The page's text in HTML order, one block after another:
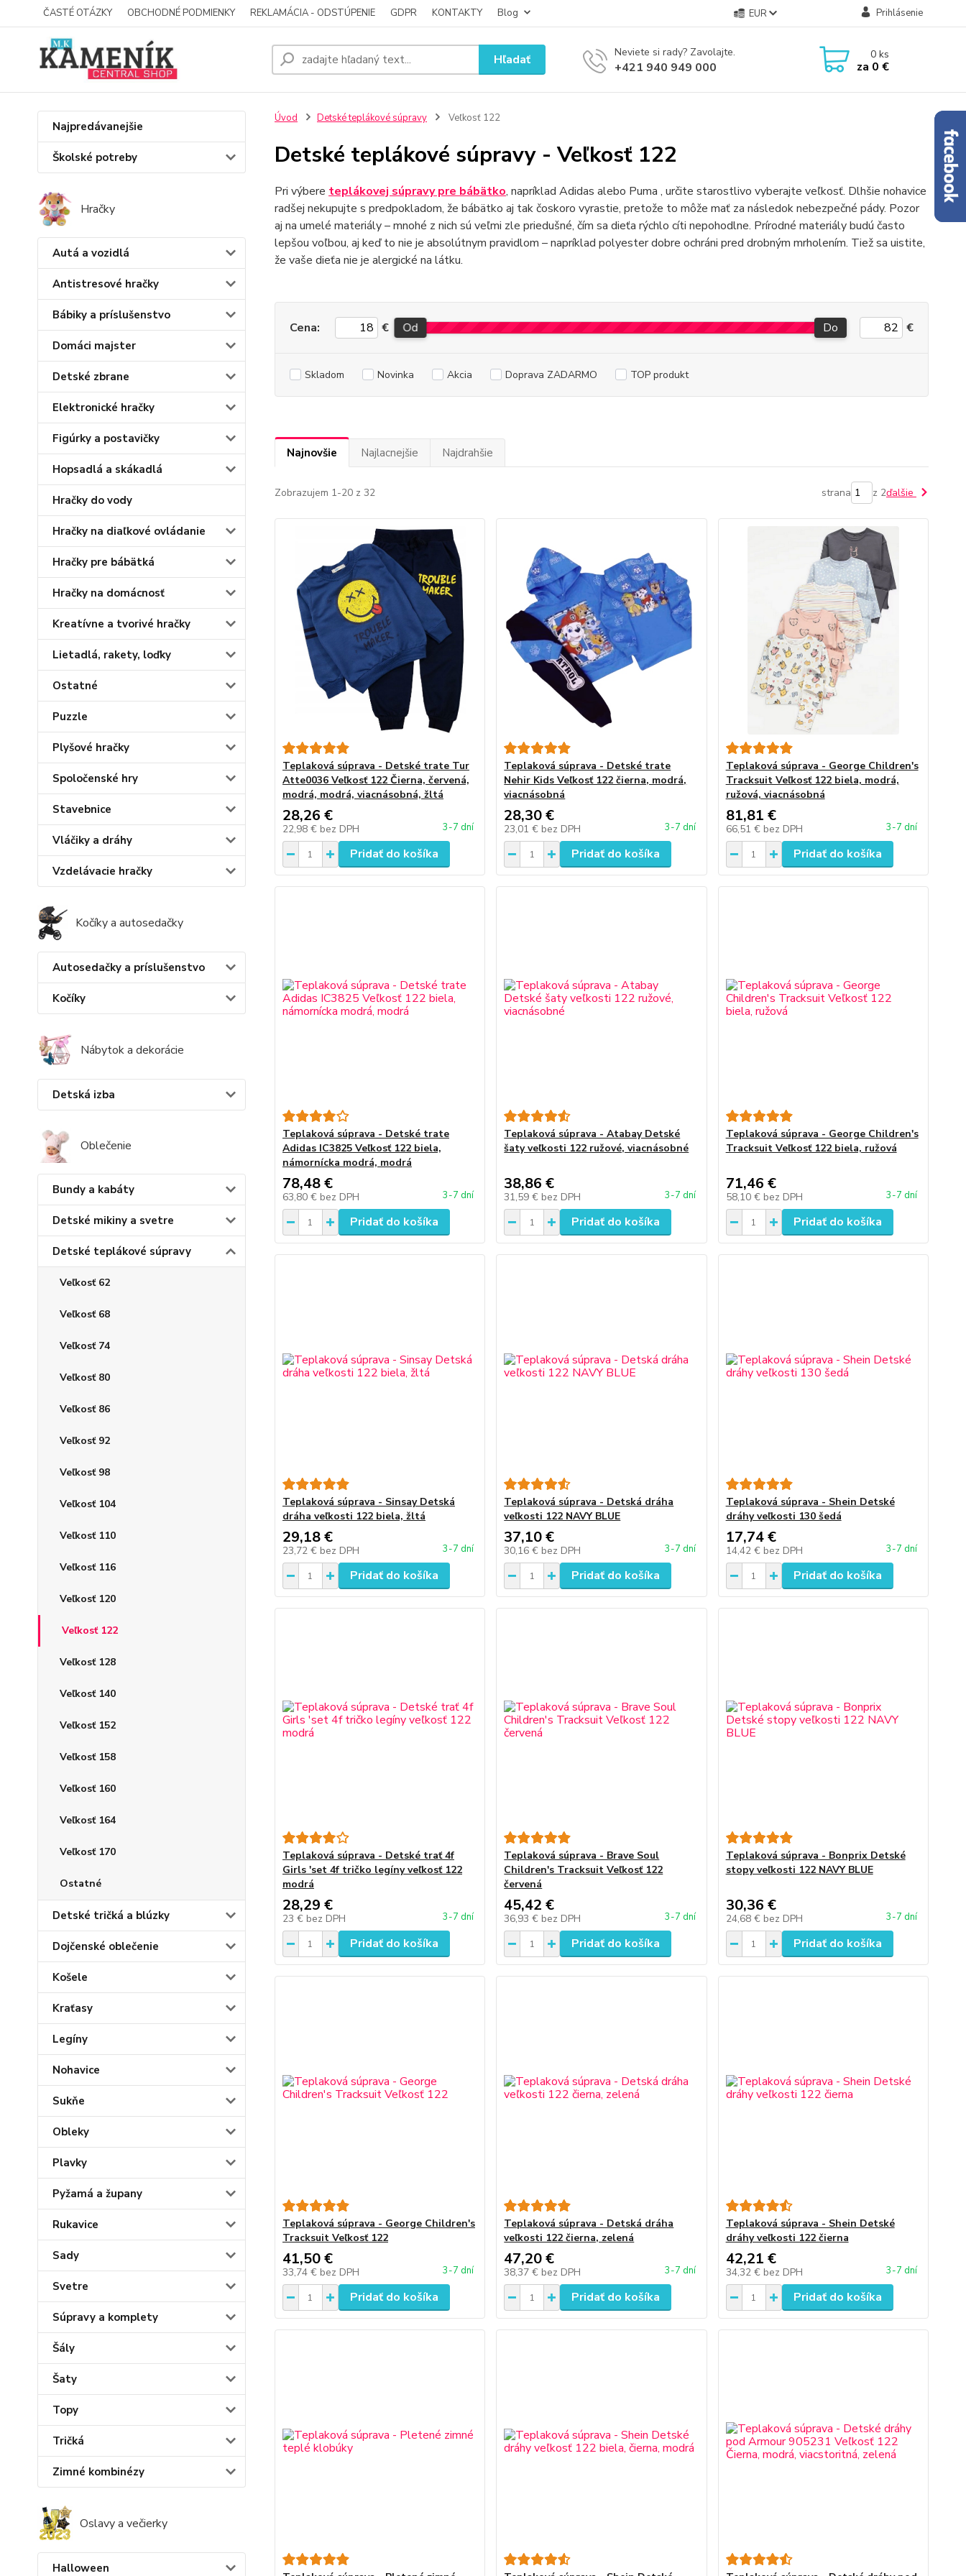
ČASTÉ OTÁZKY OBCHODNÉ PODMIENKY REKLAMÁCIA - ODSTÚPENIE GDPR KONTAKTY Blog EUR Prihlásenie
Hľadať Neviete si rady? Zavolajte.
+421 940 949 000
0ks
za 0 €
Najpredávanejšie
Školské potreby
Hračky
Autá a vozidlá
Antistresové hračky
Bábiky a príslušenstvo
Domáci majster
Detské zbrane
Elektronické hračky
Figúrky a postavičky
Hopsadlá a skákadlá
Hračky do vody
Hračky na diaľkové ovládanie
Hračky pre bábätká
Hračky na domácnosť
Kreatívne a tvorivé hračky
Lietadlá, rakety, loďky
Ostatné
Puzzle
Plyšové hračky
Spoločenské hry
Stavebnice
Vláčiky a dráhy
Vzdelávacie hračky
Kočíky a autosedačky
Autosedačky a príslušenstvo
Kočíky
Nábytok a dekorácie
Detská izba
Oblečenie
Bundy a kabáty
Detské mikiny a svetre
Detské teplákové súpravy
Veľkosť 62
Veľkosť 68
Veľkosť 74
Veľkosť 80
Veľkosť 86
Veľkosť 92
Veľkosť 98
Veľkosť 104
Veľkosť 110
Veľkosť 116
Veľkosť 120
Veľkosť 122
Veľkosť 128
Veľkosť 140
Veľkosť 152
Veľkosť 158
Veľkosť 160
Veľkosť 164
Veľkosť 170
Ostatné
Detské tričká a blúzky
Dojčenské oblečenie
Košele
Kraťasy
Legíny
Nohavice
Sukňe
Obleky
Plavky
Pyžamá a župany
Rukavice
Sady
Svetre
Súpravy a komplety
Šály
Šaty
Topy
Tričká
Zimné kombinézy
Oslavy a večierky
Halloween
Úvod Detské teplákové súpravy Veľkosť 122
Detské teplákové súpravy - Veľkosť 122
Pri výbere teplákovej súpravy pre bábätko, napríklad Adidas alebo Puma , určite starostlivo vyberajte veľkosť. Dlhšie nohavice
radšej nekupujte s predpokladom, že bábätko aj tak čoskoro vyrastie, pretože to môže mať za následok nebezpečné pády. Pozor
aj na umelé materiály – mnohé z nich sú veľmi zle priedušné, čím sa dieťa rýchlo cíti nepohodlne. Prírodné materiály budú často
lepšou voľbou, aj keď to nie je absolútnym pravidlom – napríklad polyester dobre ochráni pred drobným mrholením. Tiež sa uistite,
že vaše dieťa nie je alergické na látku.
Cena: € Od Do €
Skladom Novinka Akcia Doprava ZADARMO TOP produkt
Najnovšie Najlacnejšie Najdrahšie
Zobrazujem 1-20 z 32 strana z 2ďalšie
Teplaková súprava - Detské trate Tur
Atte0036 Veľkosť 122 Čierna, červená,
modrá, modrá, viacnásobná, žltá
28,26 €
22,98 € bez DPH 3-7 dní
Pridať do košíka
Teplaková súprava - Detské trate
Nehir Kids Veľkosť 122 čierna, modrá,
viacnásobná
28,30 €
23,01 € bez DPH 3-7 dní
Pridať do košíka
Teplaková súprava - George Children's
Tracksuit Veľkosť 122 biela, modrá,
ružová, viacnásobná
81,81 €
66,51 € bez DPH 3-7 dní
Pridať do košíka
Teplaková súprava - Detské trate
Adidas IC3825 Veľkosť 122 biela,
námornícka modrá, modrá
78,48 €
63,80 € bez DPH 3-7 dní
Pridať do košíka
Teplaková súprava - Atabay Detské
šaty veľkosti 122 ružové, viacnásobné
38,86 €
31,59 € bez DPH 3-7 dní
Pridať do košíka
Teplaková súprava - George Children's
Tracksuit Veľkosť 122 biela, ružová
71,46 €
58,10 € bez DPH 3-7 dní
Pridať do košíka
Teplaková súprava - Sinsay Detská
dráha veľkosti 122 biela, žltá
29,18 €
23,72 € bez DPH 3-7 dní
Pridať do košíka
Teplaková súprava - Detská dráha
veľkosti 122 NAVY BLUE
37,10 €
30,16 € bez DPH 3-7 dní
Pridať do košíka
Teplaková súprava - Shein Detské
dráhy veľkosti 130 šedá
17,74 €
14,42 € bez DPH 3-7 dní
Pridať do košíka
Teplaková súprava - Detské trať 4f
Girls 'set 4f tričko legíny veľkosť 122
modrá
28,29 €
23 € bez DPH 3-7 dní
Pridať do košíka
Teplaková súprava - Brave Soul
Children's Tracksuit Veľkosť 122
červená
45,42 €
36,93 € bez DPH 3-7 dní
Pridať do košíka
Teplaková súprava - Bonprix Detské
stopy veľkosti 122 NAVY BLUE
30,36 €
24,68 € bez DPH 3-7 dní
Pridať do košíka
Teplaková súprava - George Children's
Tracksuit Veľkosť 122
41,50 €
33,74 € bez DPH 3-7 dní
Pridať do košíka
Teplaková súprava - Detská dráha
veľkosti 122 čierna, zelená
47,20 €
38,37 € bez DPH 3-7 dní
Pridať do košíka
Teplaková súprava - Shein Detské
dráhy veľkosti 122 čierna
42,21 €
34,32 € bez DPH 3-7 dní
Pridať do košíka